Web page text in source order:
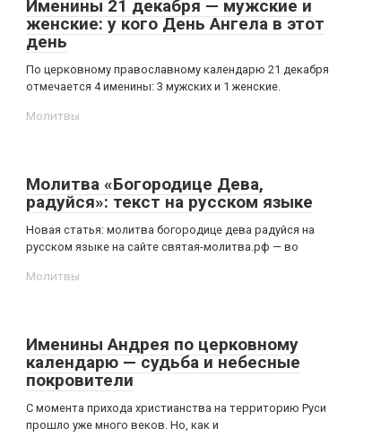
Именины 21 декабря — мужские и
женские: у кого День Ангела в этот
день
По церковному православному календарю 21 декабря
отмечается 4 именины: 3 мужских и 1 женские.
Молитвы
Молитва «Богородице Дева,
радуйся»: текст на русском языке
Новая статья: молитва богородице дева радуйся на
русском языке на сайте святая-молитва.рф — во
Молитвы
Именины Андрея по церковному
календарю — судьба и небесные
покровители
С момента прихода христианства на территорию Руси
прошло уже много веков. Но, как и